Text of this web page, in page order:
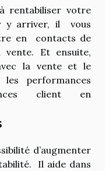
rentabiliser votre
y arriver, il vous
en contacts de
Et ensuite,
la vente et le
les performances
client en
d’augmenter
Il aide dans